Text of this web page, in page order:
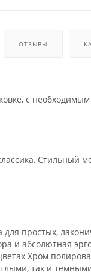
ОТЗЫВЫ
с
Стильный
для простых,
и абсолютная
Хром
так и